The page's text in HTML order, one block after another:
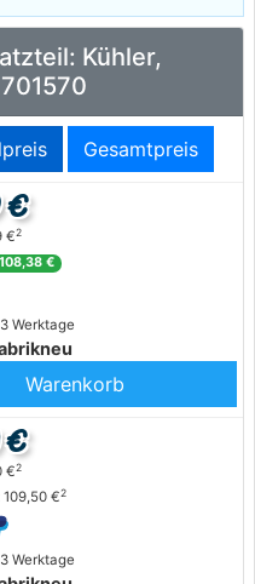
Kühler,
Gesamtpreis
Werktage
€
€2
€
Warenkorb
Werktage
€
€2
109,50 €2